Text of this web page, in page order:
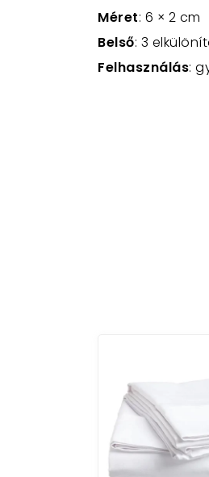
Méret: 6 × 2 cm
Belső: 3
Felhasználás: